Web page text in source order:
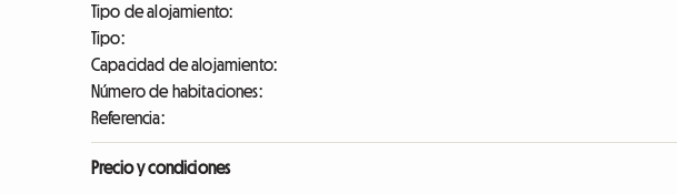
Tipo de alojamiento:
Tipo:
Capacidad de alojamiento:
Número de habitaciones:
Referencia:
Precio y condiciones